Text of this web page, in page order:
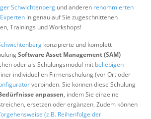
Schwichtenberg und anderen renommierten
in genau auf Sie zugeschnittenen
Trainings und Workshops!
konzipierte und komplett
Software Asset Management (SAM)
oder als Schulungsmodul mit beliebigen
individuellen Firmenschulung (vor Ort oder
verbinden. Sie können diese Schulung
anpassen, indem Sie einzelne
ersetzen oder ergänzen. Zudem können
(z.B. Reihenfolge der